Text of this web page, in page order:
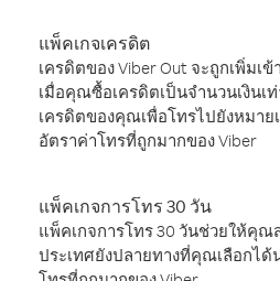
แพ็คเกจเครดิต
เครดิตของ Viber Out จะถูกเพิ่มเ
เมื่อคุณซื้อเครดิตเป็นจำนวนเงินเ
เครดิตของคุณเพื่อโทรไปยังหมาย
อัตราค่าโทรที่ถูกมากของ Viber
แพ็คเกจการโทร 30 วัน
แพ็คเกจการโทร 30 วันช่วยให้คุณ
ประเทศยังปลายทางที่คุณเลือกได้